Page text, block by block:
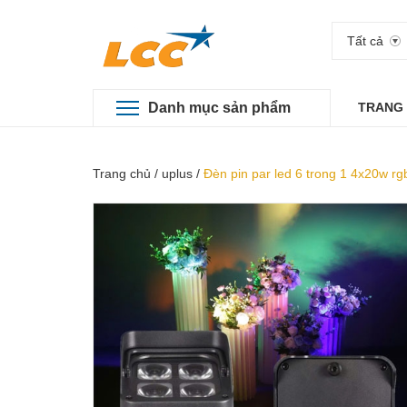
Tất cả
Danh mục sản phẩm TRANG
Trang chủ / uplus / Đèn pin par led 6 trong 1 4x20w